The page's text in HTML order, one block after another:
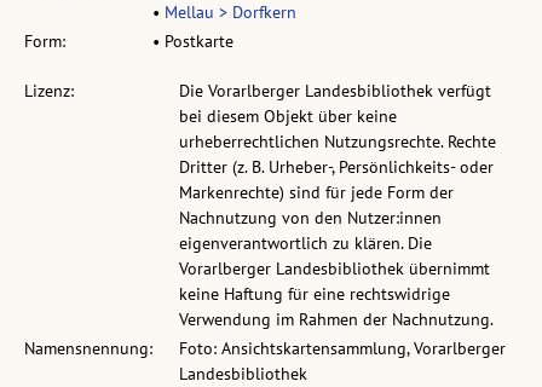
• Mellau > Dorfkern
Form:
• Postkarte
Lizenz:
Die Vorarlberger Landesbibliothek verfügt
bei diesem Objekt über keine
urheberrechtlichen Nutzungsrechte. Rechte
Dritter (z. B. Urheber-, Persönlichkeits- oder
Markenrechte) sind für jede Form der
Nachnutzung von den Nutzer:innen
eigenverantwortlich zu klären. Die
Vorarlberger Landesbibliothek übernimmt
keine Haftung für eine rechtswidrige
Verwendung im Rahmen der Nachnutzung.
Namensnennung:
Foto: Ansichtskartensammlung, Vorarlberger
Landesbibliothek